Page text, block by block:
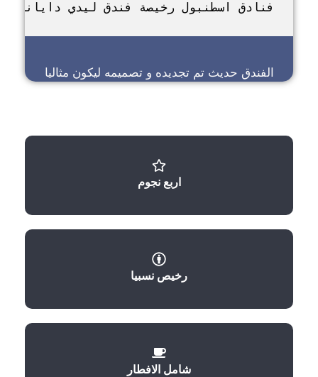
فنادق اسطنبول رخيصة فندق ليدي دايانا
الفندق حديث تم تجديده و تصميمه ليكون مثاليا
اربع نجوم
رخيص نسبيا
شامل الافطار